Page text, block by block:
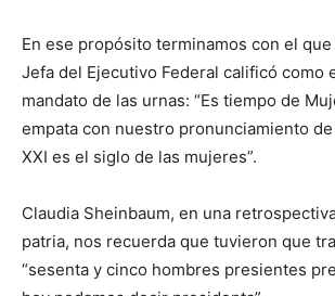
En ese propósito terminamos con el
Jefa del Ejecutivo Federal calificó como
mandato de las urnas: “Es tiempo de
empata con nuestro pronunciamiento
XXI es el siglo de las mujeres”.
Claudia Sheinbaum, en una
patria, nos recuerda que tuvieron que
“sesenta y cinco hombres presientes